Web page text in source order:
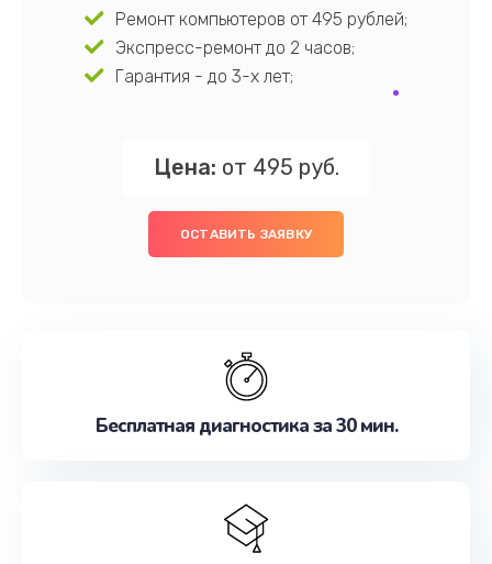
Ремонт компьютеров от 495 рублей;
Экспресс-ремонт до 2 часов;
Гарантия - до 3-х лет;
Цена: от 495 руб.
ОСТАВИТЬ ЗАЯВКУ
Бесплатная диагностика за 30 мин.